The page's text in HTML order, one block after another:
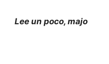
Lee un poco, majo